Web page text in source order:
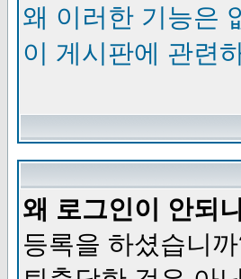
왜 이러한 기능은
이 게시판에 관련
왜 로그인이 안되
등록을 하셨습니